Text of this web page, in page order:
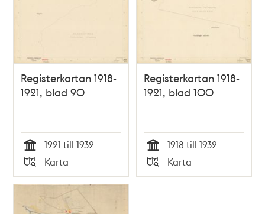
Registerkartan 1918-
1921, blad 90
Tid
1921 till 1932
Typ
Karta
Registerkartan 1918-
1921, blad 100
Tid
1918 till 1932
Typ
Karta